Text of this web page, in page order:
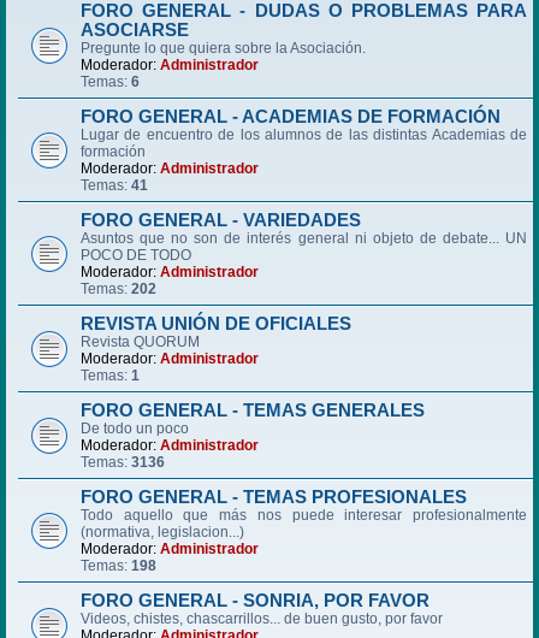
FORO GENERAL - DUDAS O PROBLEMAS PARA
ASOCIARSE
Pregunte lo que quiera sobre la Asociación.
Moderador: Administrador
Temas: 6
FORO GENERAL - ACADEMIAS DE FORMACIÓN
Lugar de encuentro de los alumnos de las distintas Academias de
formación
Moderador: Administrador
Temas: 41
FORO GENERAL - VARIEDADES
Asuntos que no son de interés general ni objeto de debate... UN
POCO DE TODO
Moderador: Administrador
Temas: 202
REVISTA UNIÓN DE OFICIALES
Revista QUORUM
Moderador: Administrador
Temas: 1
FORO GENERAL - TEMAS GENERALES
De todo un poco
Moderador: Administrador
Temas: 3136
FORO GENERAL - TEMAS PROFESIONALES
Todo aquello que más nos puede interesar profesionalmente
(normativa, legislacion...)
Moderador: Administrador
Temas: 198
FORO GENERAL - SONRIA, POR FAVOR
Videos, chistes, chascarrillos... de buen gusto, por favor